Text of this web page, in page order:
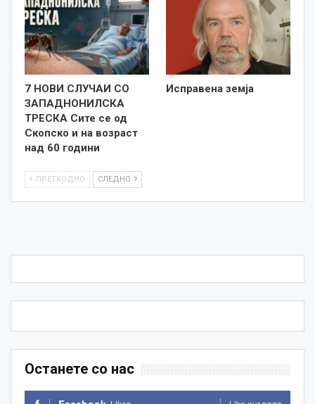
7 НОВИ СЛУЧАИ СО
ЗАПАДНОНИЛСКА
ТРЕСКА Сите се од
Скопско и на возраст
над 60 години
Исправена земја
ПРЕТХОДНО СЛЕДНО
Останете со нас